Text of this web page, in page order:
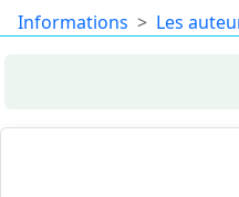
Informations Les